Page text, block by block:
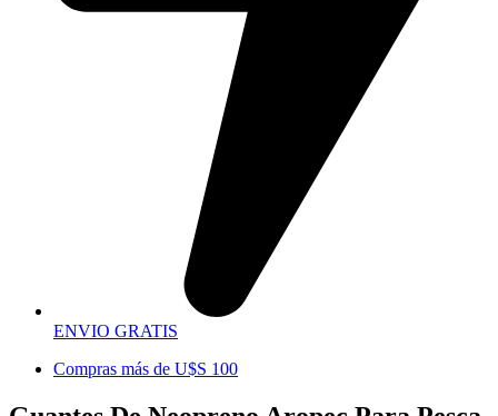
ENVIO GRATIS
Compras más de U$S 100